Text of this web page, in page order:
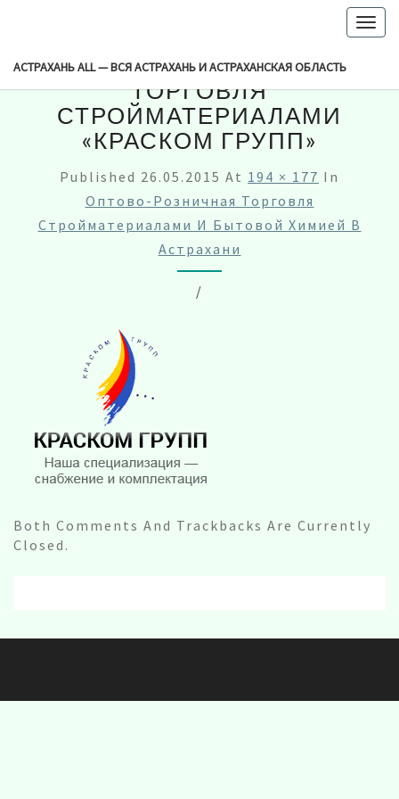
АСТРАХАНЬ ALL — ВСЯ АСТРАХАНЬ И АСТРАХАНСКАЯ ОБЛАСТЬ
ОПТОВО-РОЗНИЧНАЯ
ТОРГОВЛЯ
СТРОЙМАТЕРИАЛАМИ
«КРАСКОМ ГРУПП»
Published 26.05.2015 At 194 × 177 In
Оптово-Розничная Торговля
Стройматериалами И Бытовой Химией В
Астрахани
/
Both Comments And Trackbacks Are Currently
Closed.